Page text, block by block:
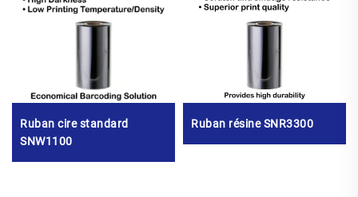
Ruban cire standard
SNW1100
Ruban résine SNR3300